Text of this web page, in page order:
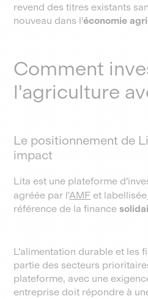
revend des titres existants
nouveau dans l'économie
Comment
l'agriculture
Le positionnement de
impact
Lita est une plateforme
agréée par l'AMF et labellisée
référence de la finance
L'alimentation durable et les
partie des secteurs
plateforme, avec une
entreprise doit répondre à